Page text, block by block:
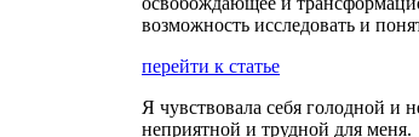
возможность исследовать и
перейти к статье
Я чувствовала себя голодной и
неприятной и трудной для меня.